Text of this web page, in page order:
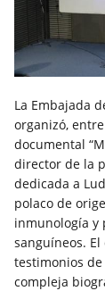
La Embajada
organizó,
documental
director de la
dedicada a
polaco de
inmunología y
sanguíneos.
testimonios
compleja